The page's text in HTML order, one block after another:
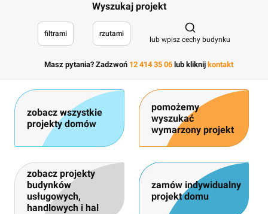
Wyszukaj projekt
filtrami rzutami
Otwórz
lub wpisz cechy budynku
Masz pytania? Zadzwoń 12 414 35 06 lub kliknij kontakt
zobacz wszystkie
projekty domów
pomożemy
wyszukać
wymarzony projekt
zobacz projekty
budynków
usługowych,
handlowych i hal
zamów indywidualny
projekt domu